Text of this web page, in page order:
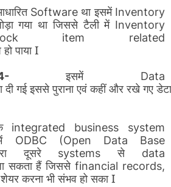
Softwareथा इसमेंInventory
गया था जिससे टैली मेंInventory
item related
हो पाया I
इसमेंData
दी गई इससे पुराना एवं कहीं और रखे गए डेटा
integrated business system
ODBC (Open Data Base
दूसरेsystemsसेdata
सकता हैं जिससेfinancial records,
शेयर करना भी संभव हो सका I